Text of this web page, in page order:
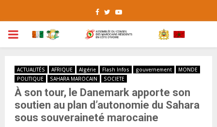
Facebook
TwitterYoutube
PRIMARY
ACTUALITÉS AFRIQUE Algérie Flash Infos gouvernement
MONDE
POLITIQUE
SAHARA MAROCAIN SOCIETE
À son tour, le Danemark apporte son
soutien au plan d’autonomie du Sahara
sous souveraineté marocaine